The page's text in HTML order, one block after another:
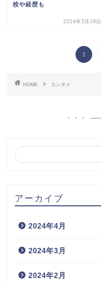
校や経歴も
2024年3月28日
1
HOME エンタメ
アーカイブ
2024年4月
2024年3月
2024年2月